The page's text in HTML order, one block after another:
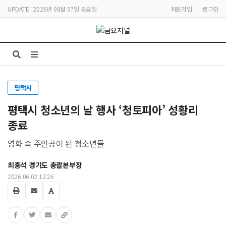
UPDATE : 2026년 08월 07일 금요일 회원가입 | 로그인
평택시
평택시 청소년의 날 행사 ‘청토피아’ 성황리
종료
영화 속 주인공이 된 청소년들
최홍석 경기도 총괄본부장
2026.06.02 12:26